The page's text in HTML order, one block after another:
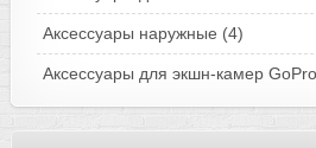
Аксессуары наружные (4)
Аксессуары для экшн-камер GoPro